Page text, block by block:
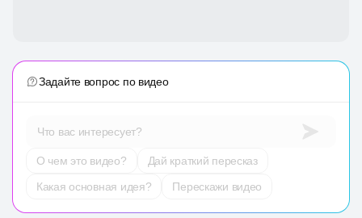
Задайте вопрос по видео
Что вас интересует?
О чем это видео?
Дай краткий пересказ
Какая основная идея?
Перескажи видео